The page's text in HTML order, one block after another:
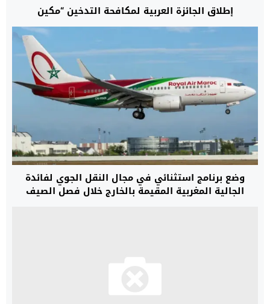
إطلاق الجائزة العربية لمكافحة التدخين “مكين
وضع برنامج استثنائي في مجال النقل الجوي لفائدة
الجالية المغربية المقيمة بالخارج خلال فصل الصيف